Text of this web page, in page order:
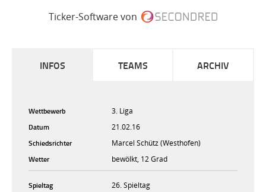
Ticker-Software von
INFOS TEAMS ARCHIV
Wettbewerb
3. Liga
Datum
21.02.16
Schiedsrichter
Marcel Schütz (Westhofen)
Wetter
bewölkt, 12 Grad
Spieltag
26. Spieltag